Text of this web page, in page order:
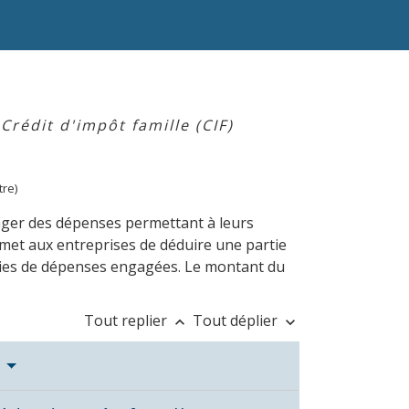
Crédit d'impôt famille (CIF)
des dépenses permettant à leurs
aux entreprises de déduire une partie
de dépenses engagées. Le montant du
Tout replier keyboard_arrow_up Tout déplier keyboard_arrow_down